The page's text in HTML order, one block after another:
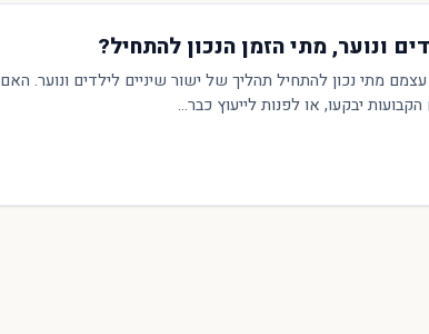
ונוער, מתי הזמן הנכון להתחיל?
מתי נכון להתחיל תהליך של ישור שיניים לילדים ונוער. האם
יבקעו, או לפנות לייעוץ כבר...